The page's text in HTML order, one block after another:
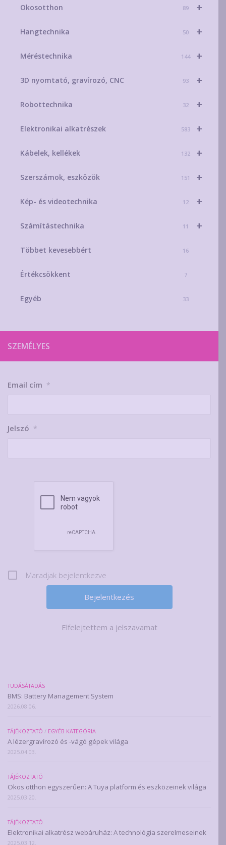
+
Okosotthon 89
+
Hangtechnika 50
+
Méréstechnika 144
+
3D nyomtató, gravírozó, CNC 93
+
Robottechnika 32
+
Elektronikai alkatrészek 583
+
Kábelek, kellékek 132
+
Szerszámok, eszközök 151
+
Kép- és videotechnika 12
+
Számítástechnika 11
Többet kevesebbért 16
Értékcsökkent 7
Egyéb 33
SZEMÉLYES
Email cím *
Jelszó *
Maradjak bejelentkezve
Elfelejtettem a jelszavamat
TUDÁSÁTADÁS
BMS: Battery Management System
2026.08.06.
TÁJÉKOZTATÓ / EGYÉB KATEGÓRIA
A lézergravírozó és -vágó gépek világa
2025.04.03.
TÁJÉKOZTATÓ
Okos otthon egyszerűen: A Tuya platform és eszközeinek világa
2025.03.20.
TÁJÉKOZTATÓ
Elektronikai alkatrész webáruház: A technológia szerelmeseinek
2025.03.12.